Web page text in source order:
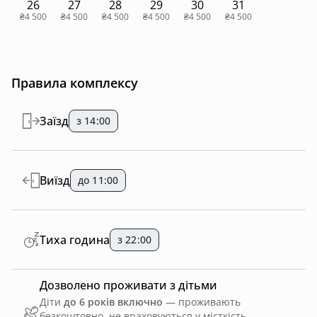
Квадрацикли😮‍💨
Походи 🌲
26
₴4 500
27
₴4 500
28
₴4 500
29
₴4 500
30
₴4 500
31
₴4 500
Правила комплексу
Заїзд з 14:00
Виїзд до 11:00
Дозволено проживати з дітьми
Діти до 6 років включно — проживають
Тиха година з 22:00